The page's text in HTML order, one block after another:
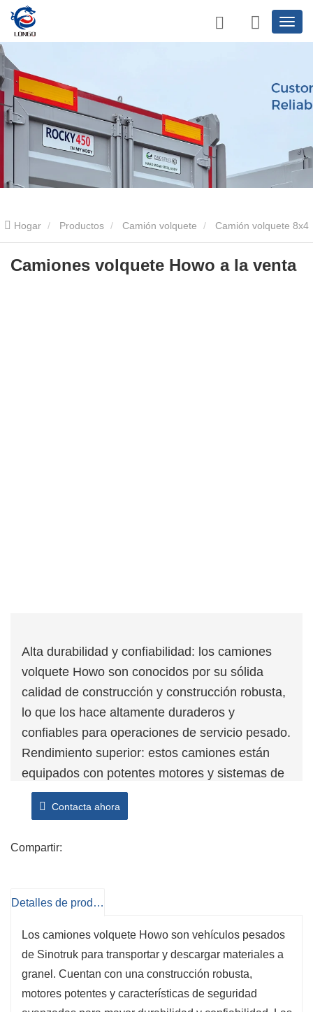
Hogar Productos Camión volquete Camión volquete 8x4
Camiones volquete Howo a la venta
Camiones volquete Howo a la venta
Alta durabilidad y confiabilidad: los camiones
volquete Howo son conocidos por su sólida
calidad de construcción y construcción robusta,
lo que los hace altamente duraderos y
confiables para operaciones de servicio pesado.
Rendimiento superior: estos camiones están
equipados con potentes motores y sistemas de
transmisión avanzados, lo que les permite
ofrecer un rendimiento superior en términos de
Funciones de seguridad avanzadas: los
tracción y bolsas de aire, para garantizar la
seguridad del conductor y los pasajeros.
Diseño cómodo y ergonómico: Las cabinas de
los camiones volquete Howo están diseñadas
Contacta ahora
Compartir:
Detalles de producto
Los camiones volquete Howo son vehículos pesados ​​
de Sinotruk para transportar y descargar materiales a
granel. Cuentan con una construcción robusta,
motores potentes y características de seguridad